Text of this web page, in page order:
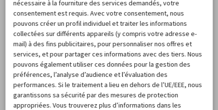
Location de voiture Lituanie
Location de voiture Macédoine du Nord
Afrique du Sud
nécessaire à la fourniture des services demandés, votre
consentement est requis. Avec votre consentement, nous
pouvons créer un profil individuel et traiter les informations
collectées sur différents appareils (y compris votre adresse e-
mail) à des fins publicitaires, pour personnaliser nos offres et
services, et pour partager ces informations avec des tiers. Nous
pouvons également utiliser ces données pour la gestion des
préférences, l’analyse d’audience et l’évaluation des
performances. Si le traitement a lieu en dehors de l’UE/EEE, nous
garantissons sa sécurité par des mesures de protection
appropriées. Vous trouverez plus d’informations dans les